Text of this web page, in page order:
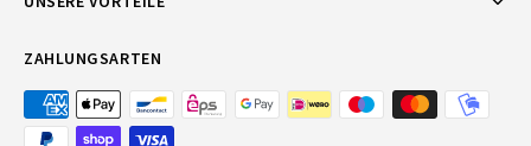
ZAHLUNGSARTEN